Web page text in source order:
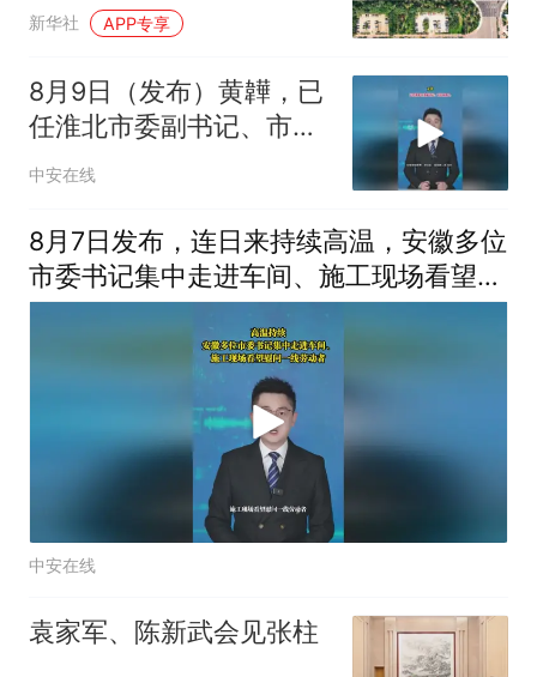
新华社 APP专享
8月9日（发布）黄韡，已
任淮北市委副书记、市长
候选人。（编辑：小yu）
中安在线
8月7日发布，连日来持续高温，安徽多位
市委书记集中走进车间、施工现场看望慰
问一线劳动者。#战高温 （编辑：晨晨）
投稿邮箱：3882124142
中安在线
袁家军、陈新武会见张柱